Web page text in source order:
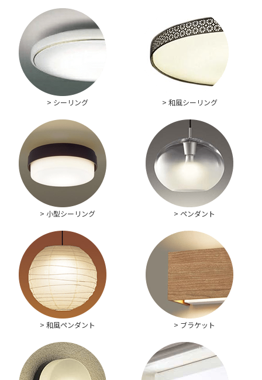
> シーリング > 和風シーリング
> 小型シーリング > ペンダント
> 和風ペンダント > ブラケット